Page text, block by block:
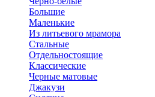
Большие
Маленькие
Из литьевого мрамора
Стальные
Отдельностоящие
Классические
Черные матовые
Джакузи